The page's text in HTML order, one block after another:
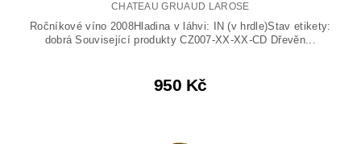
CHATEAU GRUAUD LAROSE
Ročníkové víno 2008Hladina v láhvi: IN (v hrdle)Stav etikety:
dobrá Související produkty CZ007-XX-XX-CD Dřevěn...
950 Kč